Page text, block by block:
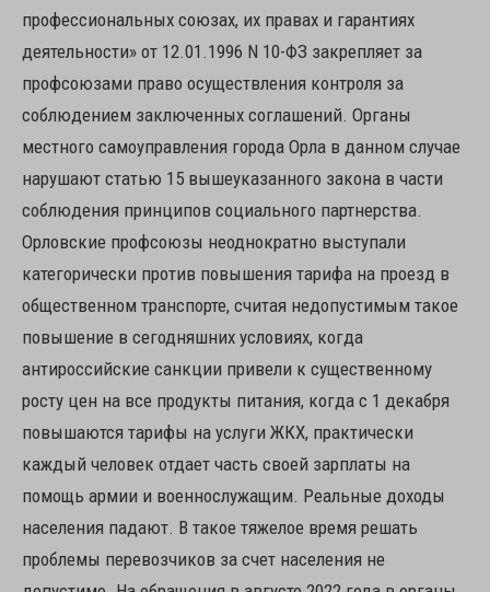
профессиональных союзах, их правах и гарантиях
деятельности» от 12.01.1996 N 10-ФЗ закрепляет за
профсоюзами право осуществления контроля за
соблюдением заключенных соглашений. Органы
местного самоуправления города Орла в данном случае
нарушают статью 15 вышеуказанного закона в части
соблюдения принципов социального партнерства.
Орловские профсоюзы неоднократно выступали
категорически против повышения тарифа на проезд в
общественном транспорте, считая недопустимым такое
повышение в сегодняшних условиях, когда
антироссийские санкции привели к существенному
росту цен на все продукты питания, когда с 1 декабря
повышаются тарифы на услуги ЖКХ, практически
каждый человек отдает часть своей зарплаты на
помощь армии и военнослужащим. Реальные доходы
населения падают. В такое тяжелое время решать
проблемы перевозчиков за счет населения не